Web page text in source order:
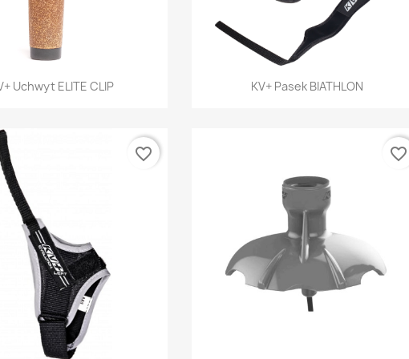
Szybki podgląd
Uchwyt ELITE CLIP Szybki podgląd
KV+ Pasek BIATHLON
favorite_border favorite_border